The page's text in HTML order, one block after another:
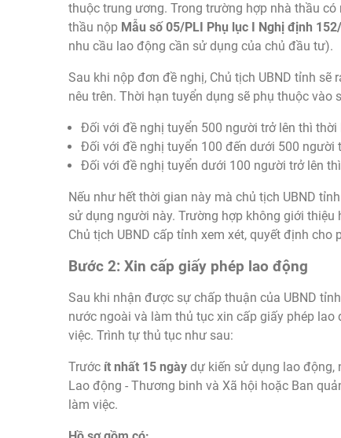
thuộc trung ương. Trong trường hợp nhà thầu
thầu nộp Mẫu số 05/PLI Phụ lục I Nghị định
nhu cầu lao động cần sử dụng của chủ đầu tư).
Sau khi nộp đơn đề nghị, Chủ tịch UBND tỉnh
nêu trên. Thời hạn tuyển dụng sẽ phụ thuộc
Đối với đề nghị tuyển 500 người trở lên thì
Đối với đề nghị tuyển 100 đến dưới 500
Đối với đề nghị tuyển dưới 100 người trở lên
Nếu như hết thời gian này mà chủ tịch UBND
sử dụng người này. Trường hợp không giới
Chủ tịch UBND cấp tỉnh xem xét, quyết định
Bước 2: Xin cấp giấy phép lao động
Sau khi nhận được sự chấp thuận của UBND
nước ngoài và làm thủ tục xin cấp giấy phép
việc. Trình tự thủ tục như sau:
Trước ít nhất 15 ngày dự kiến sử dụng lao động,
Lao động - Thương binh và Xã hội hoặc Ban
làm việc.